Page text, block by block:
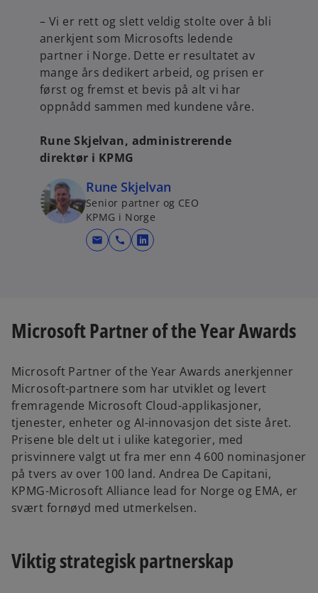
s
i
n
a
n
e
t
a
b
– Vi er rett og slett veldig stolte over å bli
anerkjent som Microsofts ledende
partner i Norge. Dette er resultatet av
mange års dedikert arbeid, og prisen er
først og fremst et bevis på alt vi har
oppnådd sammen med kundene våre.
Rune Skjelvan, administrerende
direktør i KPMG
Rune Skjelvan
Senior partner og CEO
KPMG i Norge
mail call
o
i
a
n
e
w
t
a
b
Microsoft Partner of the Year Awards
Microsoft Partner of the Year Awards anerkjenner
Microsoft-partnere som har utviklet og levert
fremragende Microsoft Cloud-applikasjoner,
tjenester, enheter og AI-innovasjon det siste året.
Prisene ble delt ut i ulike kategorier, med
prisvinnere valgt ut fra mer enn 4 600 nominasjoner
på tvers av over 100 land. Andrea De Capitani,
KPMG-Microsoft Alliance lead for Norge og EMA, er
svært fornøyd med utmerkelsen.
Viktig strategisk partnerskap